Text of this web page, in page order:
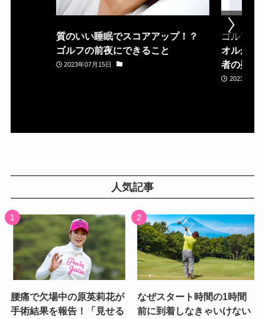
質のいい睡眠でスコアアップ！？
ゴルフの前夜にできること
2023年07月15日
ゴルフ場
オルが置
者の疑問
2023年05月
人気記事
腰痛で欠場中の原英莉花が
手術結果を報告！「見せる
なぜスタート時間の1時間
前に到着しなきゃいけない